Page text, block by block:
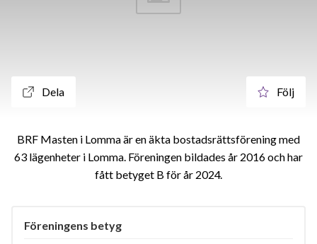
Dela Följ
BRF Masten i Lomma är en äkta bostadsrättsförening med
63 lägenheter i Lomma. Föreningen bildades år 2016 och har
fått betyget B för år 2024
Föreningens betyg